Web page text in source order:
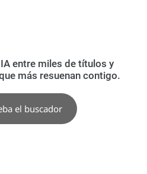
entre miles de títulos y
más resuenan contigo.
el buscador